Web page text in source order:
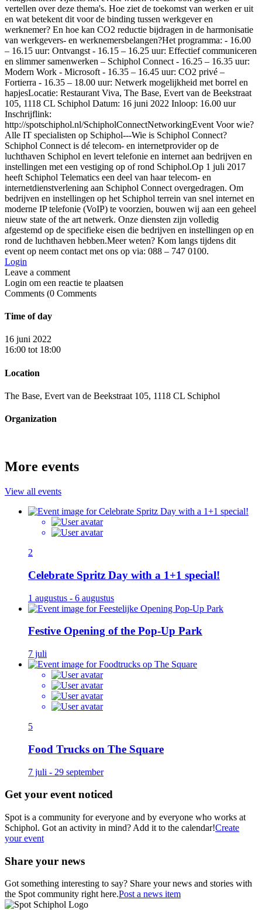
vertellen over deze thema's. Hoe ziet de toekomst van werken er uit
en wat betekent dit voor de binding tussen werkgever en
werknemer? En hoe kan CO2 reductie bijdragen in de harmonisatie
van werkgevers- en werknemersbelangen?Het programma: - 16.00
– 16.15 uur: Ontvangst - 16.15 – 16.25 uur: Effectief communiceren
en slimmer samenwerken – Schiphol Connect - 16.25 – 16.35 uur:
Modern Work - Microsoft - 16.35 – 16.45 uur: CO2 privé –
Fortierra - 16.35 – 18.00 uur: Netwerk mogelijkheid met borrel en
hapjesLocatie: Restaurant Viva, The Base, Evert van de Beekstraat
105, 1118 CL Schiphol Datum: 16 juni 2022 Inloop: 16.00 uur
Inschrijflink:
http://spotschiphol.nl/SchipholConnectNetworkingEvent Voor wie?
Alle IT specialisten op Schiphol---Wie is Schiphol Connect?
Schiphol Connect is dé telecom- en internetprovider op de
luchthaven Schiphol en levert telefonie en internet aan bedrijven en
instellingen met een vestiging op of rond Schiphol.Op 1 juli 2017
heeft Schiphol Telematics een deel van haar telecom- en
internetdienstverlening aan Schiphol Connect overgedragen. Om
bedrijven en instellingen op het Schiphol terrein van snel internet en
moderne IP telefonie (VoIP) te voorzien, bouwen wij aan een geheel
nieuw state of the art netwerk. Onze diensten zijn volledig
afgestemd op de specifieke eisen die bedrijven en instellingen op en
rond de luchthaven hebben.Meer weten? Kom langs tijdens dit
event op neem contact met ons op via: 088 – 747 0100.
Login
Login om een reactie te plaatsen
0 Comments
Time of day
16 juni 2022
16:00 tot 18:00
Location
The Base, Evert van de Beekstraat 105, 1118 CL Schiphol
Organization
More events
View all events
2
Celebrate Spritz Day with a 1+1 special!
1 augustus - 6 augustus
Festive Opening of the Pop-Up Park
7 juli
5
Food Trucks on The Square
7 juli - 29 september
Get your event noticed
Spot is a community for everyone and by everyone who works at
Schiphol. Got an activity in mind? Add it to the calendar!Create
your event
Share your news
Got something interesting to say? Share your news and stories with
the Spot community right here.Post a news item